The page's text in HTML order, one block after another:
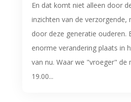
En dat komt niet alleen door
inzichten van de verzorgende,
door deze generatie ouderen.
enorme verandering plaats in
van nu. Waar we "vroeger" de
19.00...